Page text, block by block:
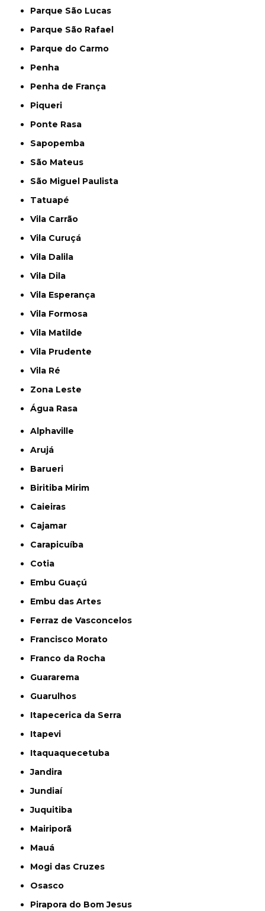
Parque São Lucas
Parque São Rafael
Parque do Carmo
Penha
Penha de França
Piqueri
Ponte Rasa
Sapopemba
São Mateus
São Miguel Paulista
Tatuapé
Vila Carrão
Vila Curuçá
Vila Dalila
Vila Dila
Vila Esperança
Vila Formosa
Vila Matilde
Vila Prudente
Vila Ré
Zona Leste
Água Rasa
Alphaville
Arujá
Barueri
Biritiba Mirim
Caieiras
Cajamar
Carapicuíba
Cotia
Embu Guaçú
Embu das Artes
Ferraz de Vasconcelos
Francisco Morato
Franco da Rocha
Guararema
Guarulhos
Itapecerica da Serra
Itapevi
Itaquaquecetuba
Jandira
Jundiaí
Juquitiba
Mairiporã
Mauá
Mogi das Cruzes
Osasco
Pirapora do Bom Jesus